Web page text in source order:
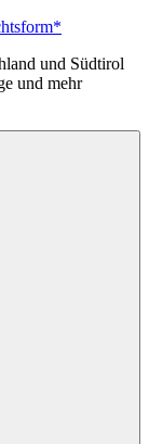
und Südtirol
und mehr